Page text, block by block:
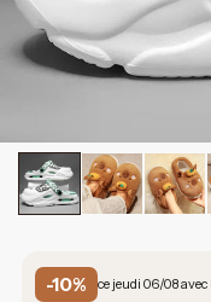
-10% ce jeudi 06/08 avec